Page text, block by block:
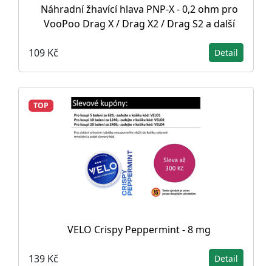
Náhradní žhavící hlava PNP-X - 0,2 ohm pro
VooPoo Drag X / Drag X2 / Drag S2 a další
109 Kč Detail
TOP
VELO Crispy Peppermint - 8 mg
139 Kč Detail